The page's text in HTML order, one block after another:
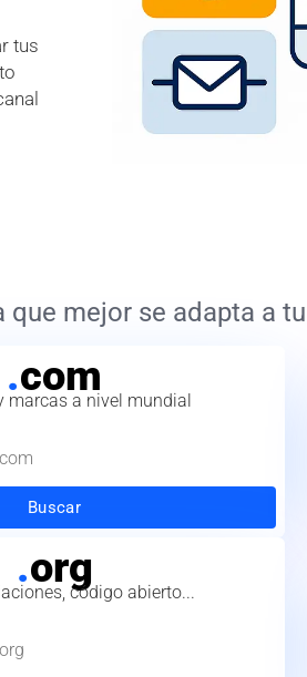
tus
mejor se adapta a
.com
marcas a nivel mundial
Buscar
.org
código abierto...